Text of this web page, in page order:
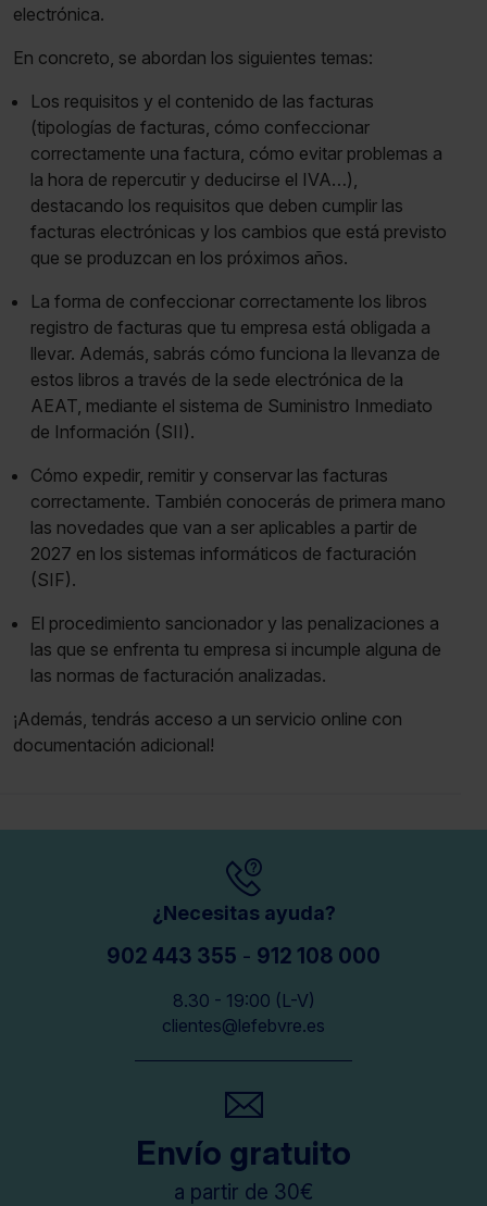
electrónica.
En concreto, se abordan los siguientes temas:
Los requisitos y el contenido de las facturas
(tipologías de facturas, cómo confeccionar
correctamente una factura, cómo evitar problemas a
la hora de repercutir y deducirse el IVA…),
destacando los requisitos que deben cumplir las
facturas electrónicas y los cambios que está previsto
que se produzcan en los próximos años.
La forma de confeccionar correctamente los libros
registro de facturas que tu empresa está obligada a
llevar. Además, sabrás cómo funciona la llevanza de
estos libros a través de la sede electrónica de la
AEAT, mediante el sistema de Suministro Inmediato
de Información (SII).
Cómo expedir, remitir y conservar las facturas
correctamente. También conocerás de primera mano
las novedades que van a ser aplicables a partir de
2027 en los sistemas informáticos de facturación
(SIF).
El procedimiento sancionador y las penalizaciones a
las que se enfrenta tu empresa si incumple alguna de
las normas de facturación analizadas.
¡Además, tendrás acceso a un servicio online con
documentación adicional!
¿Necesitas ayuda?
902 443 355 - 912 108 000
8.30 - 19:00 (L-V)
clientes@lefebvre.es
Envío gratuito
a partir de 30€